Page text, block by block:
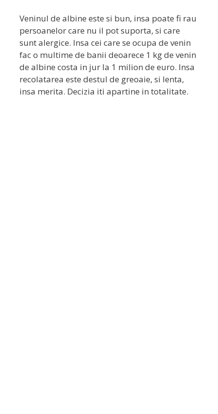
Veninul de albine este si bun, insa poate fi rau
persoanelor care nu il pot suporta, si care
sunt alergice. Insa cei care se ocupa de venin
fac o multime de banii deoarece 1 kg de venin
de albine costa in jur la 1 milion de euro. Insa
recolatarea este destul de greoaie, si lenta,
insa merita. Decizia iti apartine in totalitate.